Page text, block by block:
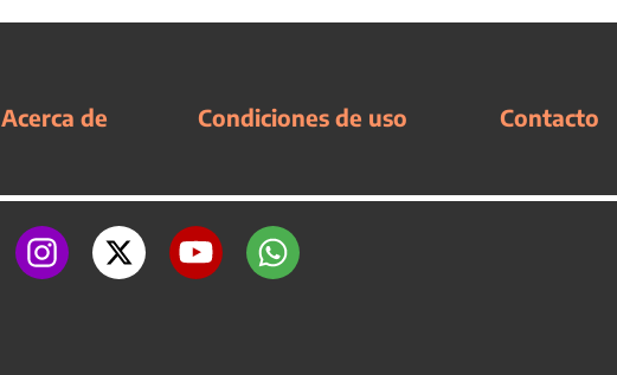
Acerca de Condiciones de uso Contacto